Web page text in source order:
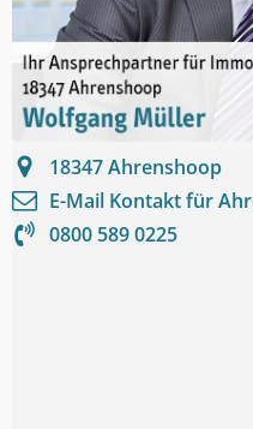
18347Ahrenshoop
E-Mail Kontakt für
0800 589 0225